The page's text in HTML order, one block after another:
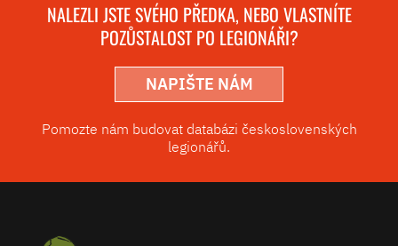
NALEZLI JSTE SVÉHO PŘEDKA, NEBO VLASTNÍTE
POZŮSTALOST PO LEGIONÁŘI?
NAPIŠTE NÁM
Pomozte nám budovat databázi československých
legionářů.